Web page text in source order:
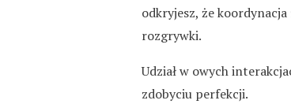
odkryjesz, że
rozgrywki.
Udział w owych
zdobyciu perfekcji.